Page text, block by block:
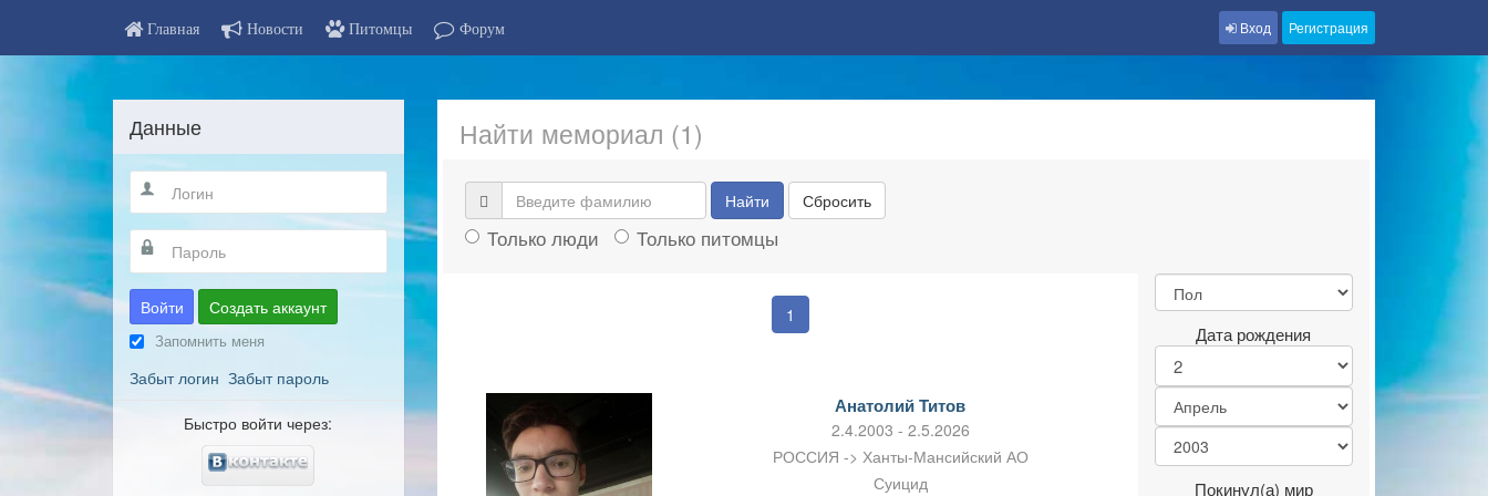
Главная Новости Питомцы Форум Вход Регистрация
Найти мемориал (1)
Найти Сбросить
Только люди Только питомцы
1
Анатолий Титов
2.4.2003 - 2.5.2026
РОССИЯ -> Ханты-Мансийский АО
Суицид
Дата рождения
Покинул(а) мир
Данные
Войти Создать аккаунт
Запомнить меня
Забыт логин Забыт пароль
Быстро войти через: